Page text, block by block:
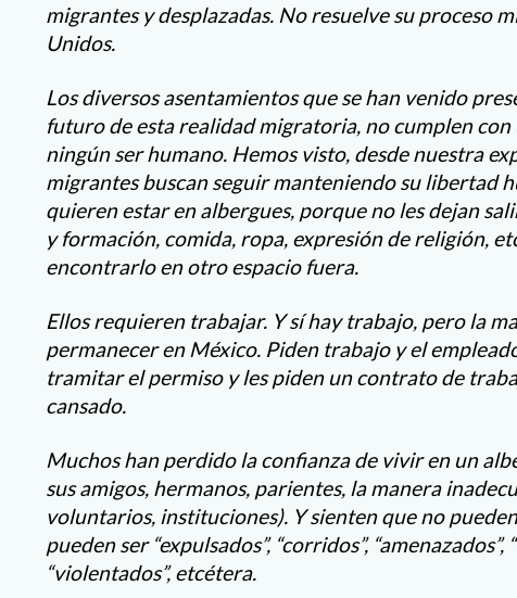
migrantes y desplazadas. No resuelve su proceso
Unidos.
Los diversos asentamientos que se han venido
futuro de esta realidad migratoria, no cumplen
ningún ser humano. Hemos visto, desde nuestra
migrantes buscan seguir manteniendo su libertad
quieren estar en albergues, porque no les dejan
y formación, comida, ropa, expresión de religión,
encontrarlo en otro espacio fuera.
Ellos requieren trabajar. Y sí hay trabajo, pero la
permanecer en México. Piden trabajo y el
tramitar el permiso y les piden un contrato de
cansado.
Muchos han perdido la confianza de vivir en un
sus amigos, hermanos, parientes, la manera
voluntarios, instituciones). Y sienten que no
pueden ser “expulsados”, “corridos”, “amenazados”,
“violentados”, etcétera.